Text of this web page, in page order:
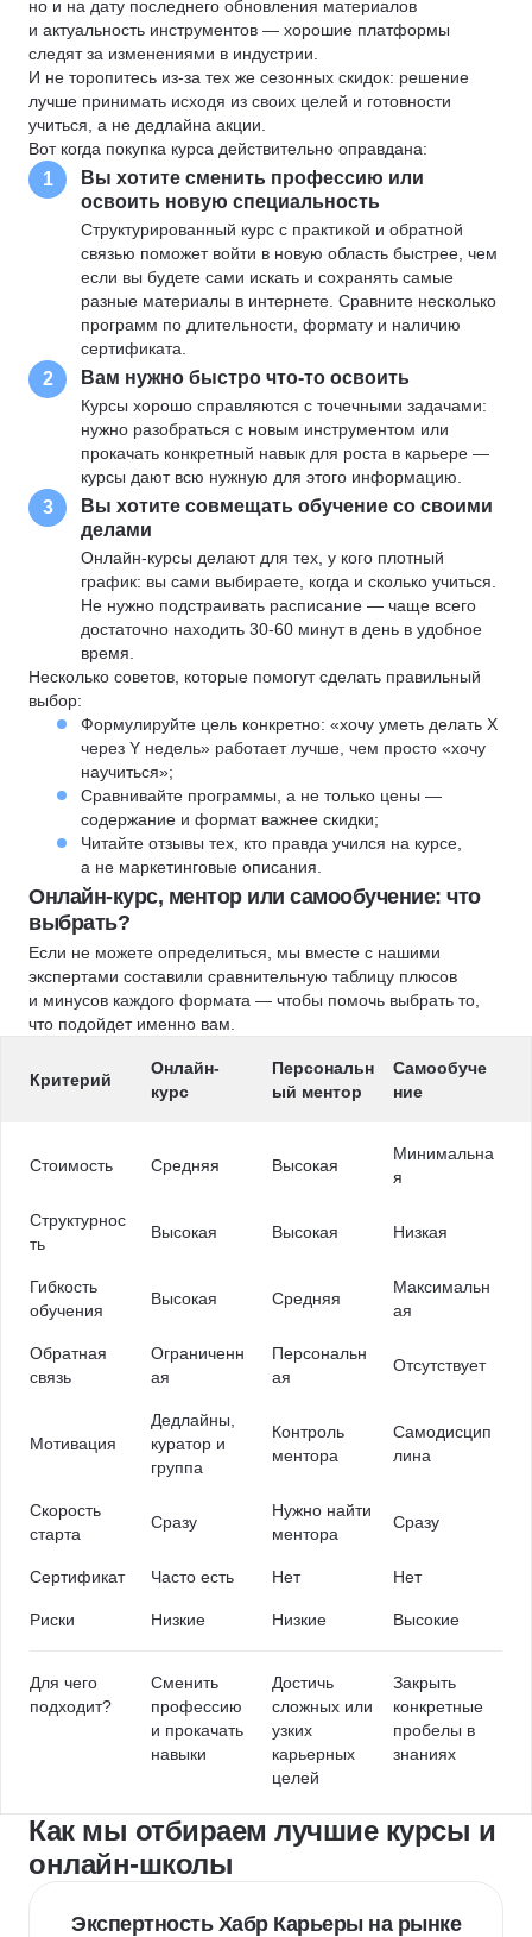
но и на дату последнего обновления материалов
и актуальность инструментов — хорошие платформы
следят за изменениями в индустрии.
И не торопитесь из-за тех же сезонных скидок: решение
лучше принимать исходя из своих целей и готовности
учиться, а не дедлайна акции.
Вот когда покупка курса действительно оправдана:
1
Вы хотите сменить профессию или
освоить новую специальность
Структурированный курс с практикой и обратной
связью поможет войти в новую область быстрее, чем
если вы будете сами искать и сохранять самые
разные материалы в интернете. Сравните несколько
программ по длительности, формату и наличию
сертификата.
2 Вам нужно быстро что-то освоить
Курсы хорошо справляются с точечными задачами:
нужно разобраться с новым инструментом или
прокачать конкретный навык для роста в карьере —
курсы дают всю нужную для этого информацию.
3
Вы хотите совмещать обучение со своими
делами
Онлайн-курсы делают для тех, у кого плотный
график: вы сами выбираете, когда и сколько учиться.
Не нужно подстраивать расписание — чаще всего
достаточно находить 30-60 минут в день в удобное
время.
Несколько советов, которые помогут сделать правильный
выбор:
Формулируйте цель конкретно: «хочу уметь делать X
через Y недель» работает лучше, чем просто «хочу
научиться»;
Сравнивайте программы, а не только цены —
содержание и формат важнее скидки;
Читайте отзывы тех, кто правда учился на курсе,
а не маркетинговые описания.
Онлайн-курс, ментор или самообучение: что
выбрать?
Если не можете определиться, мы вместе с нашими
экспертами составили сравнительную таблицу плюсов
и минусов каждого формата — чтобы помочь выбрать то,
что подойдет именно вам.
Критерий
Онлайн-
курс
Персональн
ый ментор
Самообуче
ние
Стоимость Средняя Высокая
Минимальна
я
Структурнос
ть
Высокая Высокая Низкая
Гибкость
обучения
Высокая Средняя
Максимальн
ая
Обратная
связь
Ограниченн
ая
Персональн
ая
Отсутствует
Мотивация
Дедлайны,
куратор и
группа
Контроль
ментора
Самодисцип
лина
Скорость
старта
Сразу
Нужно найти
ментора
Сразу
Сертификат Часто есть Нет Нет
Риски Низкие Низкие Высокие
Для чего
подходит?
Сменить
профессию
и прокачать
навыки
Достичь
сложных или
узких
карьерных
целей
Закрыть
конкретные
пробелы в
знаниях
Как мы отбираем лучшие курсы и
онлайн-школы
Экспертность Хабр Карьеры на рынке